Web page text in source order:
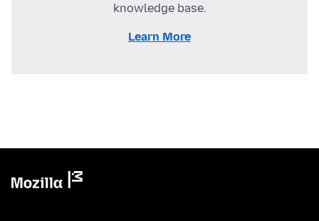
knowledge base.
Learn More